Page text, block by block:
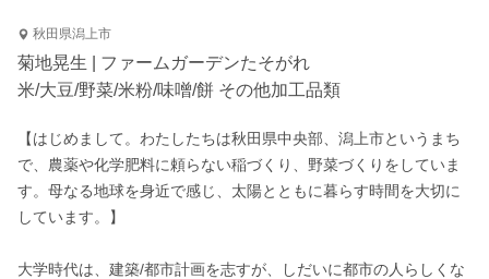
秋田県潟上市
菊地晃生 | ファームガーデンたそがれ
米/大豆/野菜/米粉/味噌/餅 その他加工品類
【はじめまして。わたしたちは秋田県中央部、潟上市というまち
で、農薬や化学肥料に頼らない稲づくり、野菜づくりをしていま
す。母なる地球を身近で感じ、太陽とともに暮らす時間を大切に
しています。】
大学時代は、建築/都市計画を志すが、しだいに都市の人らしくな